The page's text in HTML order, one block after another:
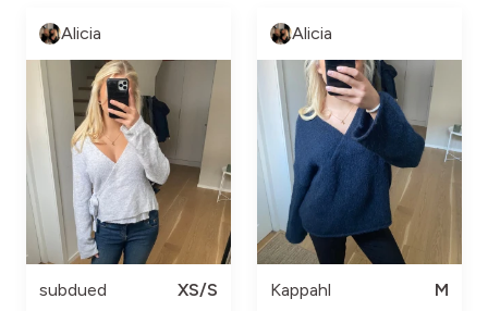
Alicia
subdued
XS/S
Alicia
Kappahl
M